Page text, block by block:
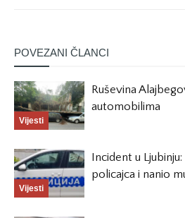
POVEZANI ČLANCI
Vijesti
Ruševina
automobilima
Vijesti
Incident u
policajca i nanio